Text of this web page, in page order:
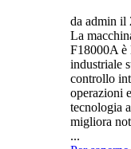
da admin il
La
F18000A è
industriale
controllo
operazioni
tecnologia
migliora
...